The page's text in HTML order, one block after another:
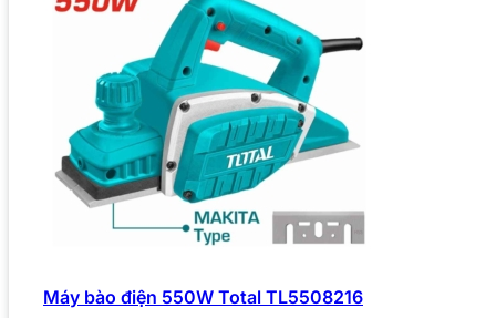
Máy bào điện 550W Total TL5508216